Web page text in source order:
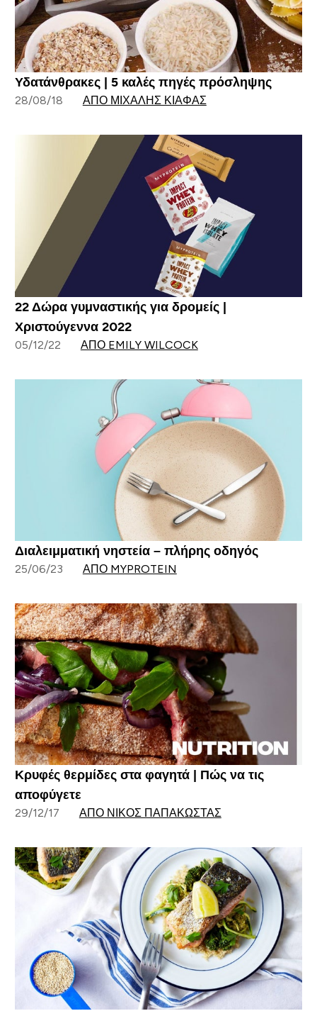
Υδατάνθρακες | 5 καλές πηγές πρόσληψης
28/08/18 ΑΠΌ ΜΙΧΆΛΗΣ ΚΙΆΦΑΣ
22 Δώρα γυμναστικής για δρομείς |
Χριστούγεννα 2022
05/12/22 ΑΠΌ EMILY WILCOCK
Διαλειμματική νηστεία – πλήρης οδηγός
25/06/23 ΑΠΌ MYPROTEIN
Κρυφές θερμίδες στα φαγητά | Πώς να τις
αποφύγετε
29/12/17 ΑΠΌ ΝΊΚΟΣ ΠΑΠΑΚΏΣΤΑΣ